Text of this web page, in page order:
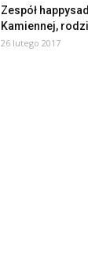
Zespół
Kamiennej,
26 lutego 2017